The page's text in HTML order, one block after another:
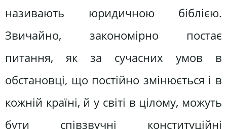
називають юридичною біблією.
Звичайно, закономірно постає
питання, як за сучасних умов в
обстановці, що постійно змінюється і в
кожній країні, й у світі в цілому, можуть
бути співзвучні конституційні